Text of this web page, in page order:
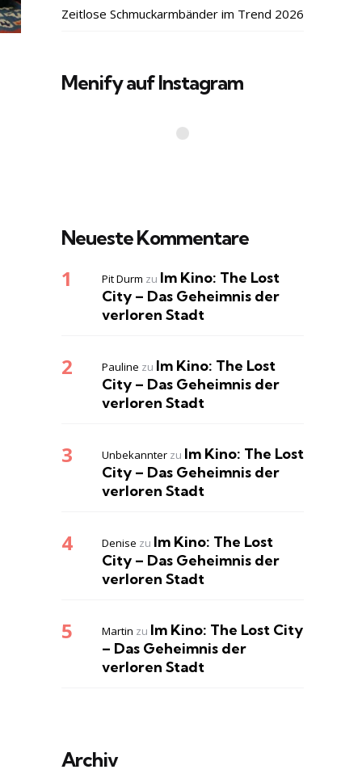
Zeitlose Schmuckarmbänder im Trend 2026
Menify auf Instagram
Neueste Kommentare
Pit Durm zu Im Kino: The Lost
City – Das Geheimnis der
verloren Stadt
Pauline zu Im Kino: The Lost
City – Das Geheimnis der
verloren Stadt
Unbekannter zu Im Kino: The Lost
City – Das Geheimnis der
verloren Stadt
Denise zu Im Kino: The Lost
City – Das Geheimnis der
verloren Stadt
Martin zu Im Kino: The Lost City
– Das Geheimnis der
verloren Stadt
Archiv